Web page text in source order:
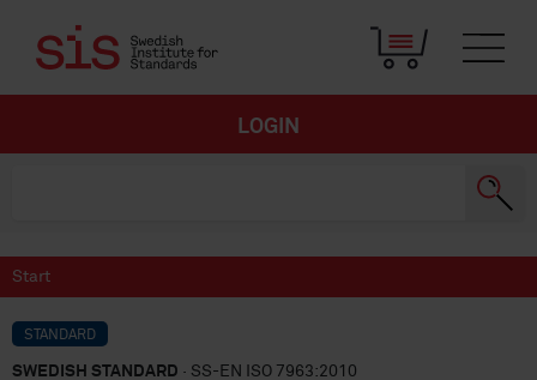
LOGIN
Start
STANDARD
SWEDISH STANDARD · SS-EN ISO 7963:2010